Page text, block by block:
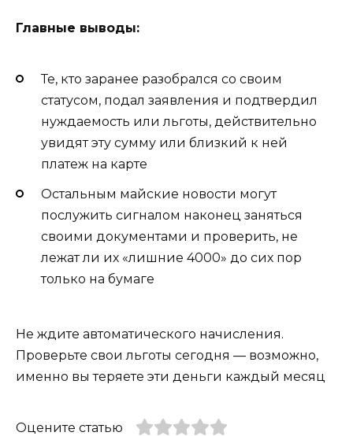
Главные выводы:
Те, кто заранее разобрался со своим
статусом, подал заявления и подтвердил
нуждаемость или льготы, действительно
увидят эту сумму или близкий к ней
платеж на карте
Остальным майские новости могут
послужить сигналом наконец заняться
своими документами и проверить, не
лежат ли их «лишние 4000» до сих пор
только на бумаге
Не ждите автоматического начисления.
Проверьте свои льготы сегодня — возможно,
именно вы теряете эти деньги каждый месяц
Оцените статью